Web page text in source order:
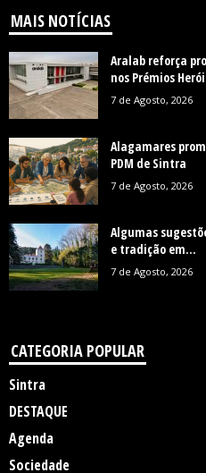
MAIS NOTÍCIAS
Aralab reforça
nos Prémios
7 de Agosto, 2026
Alagamares
PDM de Sintra
7 de Agosto, 2026
Algumas
e tradição em...
7 de Agosto, 2026
CATEGORIA POPULAR
Sintra
DESTAQUE
Agenda
Sociedade